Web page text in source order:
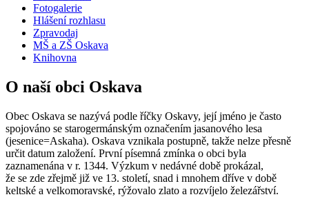
Fotogalerie
Hlášení rozhlasu
Zpravodaj
MŠ a ZŠ Oskava
Knihovna
O naší obci Oskava
Obec Oskava se nazývá podle říčky Oskavy, její jméno je často
spojováno se starogermánským označením jasanového lesa
(jesenice=Askaha). Oskava vznikala postupně, takže nelze přesně
určit datum založení. První písemná zmínka o obci byla
zaznamenána v r. 1344. Výzkum v nedávné době prokázal,
že se zde zřejmě již ve 13. století, snad i mnohem dříve v době
keltské a velkomoravské, rýžovalo zlato a rozvíjelo železářství.